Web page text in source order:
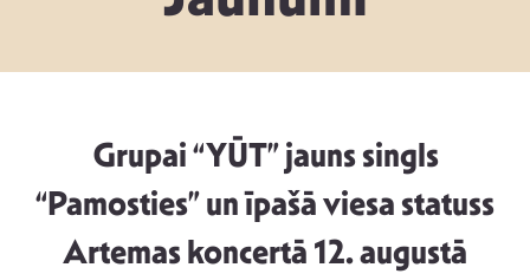
Grupai “YŪT” jauns singls
“Pamosties” un īpašā viesa statuss
Artemas koncertā 12. augustā